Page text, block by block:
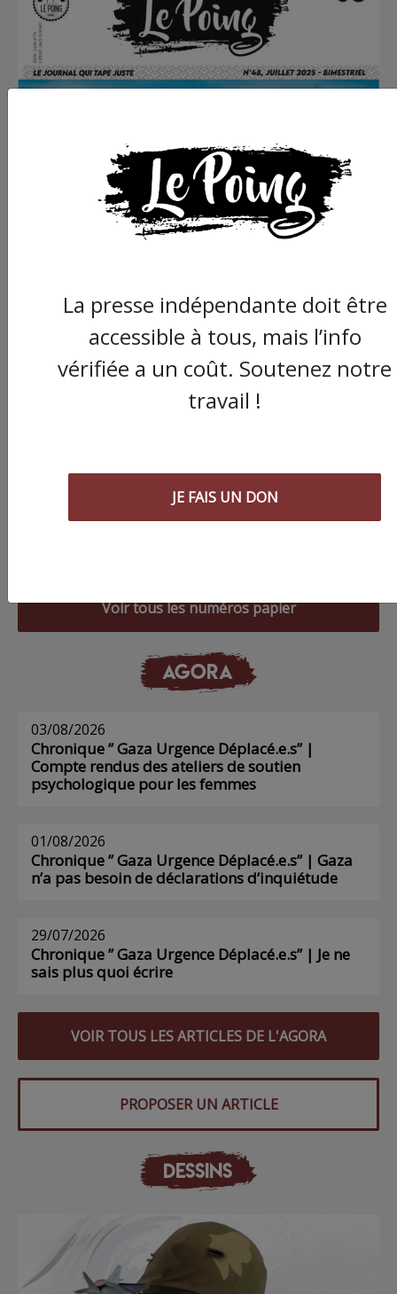
Commander le dernier numéro papier du
Voir tous les numéros papier
AGORA
03/08/2026
Chronique ” Gaza Urgence Déplacé.e.s” |
Compte rendus des ateliers de soutien
psychologique pour les femmes
01/08/2026
Chronique ” Gaza Urgence Déplacé.e.s” | Gaza
n’a pas besoin de déclarations d’inquiétude
29/07/2026
Chronique ” Gaza Urgence Déplacé.e.s” | Je ne
sais plus quoi écrire
VOIR TOUS LES ARTICLES DE L'AGORA
PROPOSER UN ARTICLE
DESSINS
La presse indépendante doit être
accessible à tous, mais l’info
vérifiée a un coût. Soutenez notre
travail !
JE FAIS UN DON